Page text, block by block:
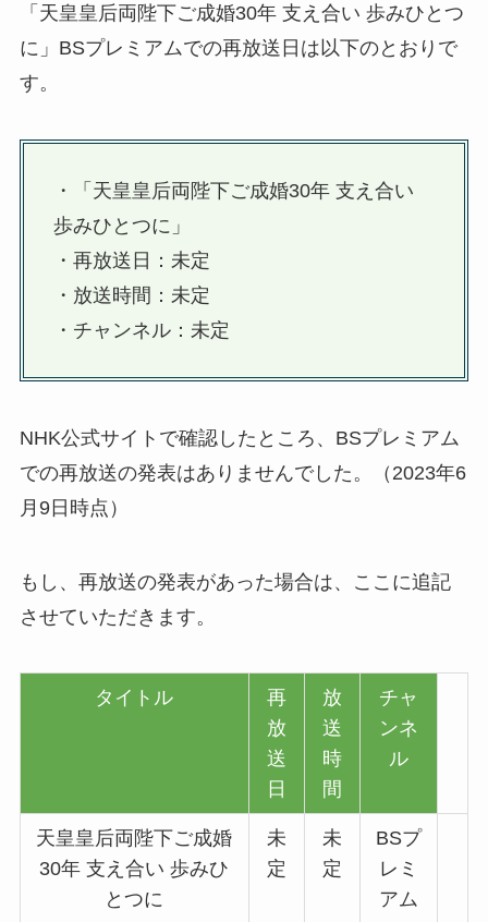
「天皇皇后両陛下ご成婚30年 支え合い 歩みひとつ
に」BSプレミアムでの再放送日は以下のとおりで
す。
・「天皇皇后両陛下ご成婚30年 支え合い
歩みひとつに」
・再放送日：未定
・放送時間：未定
・チャンネル：未定
NHK公式サイトで確認したところ、BSプレミアム
での再放送の発表はありませんでした。（2023年6
月9日時点）
もし、再放送の発表があった場合は、ここに追記
させていただきます。
タイトル
再
放
送
日
放
送
時
間
チャ
ンネ
ル
天皇皇后両陛下ご成婚
30年 支え合い 歩みひ
とつに
未
定
未
定
BSプ
レミ
アム